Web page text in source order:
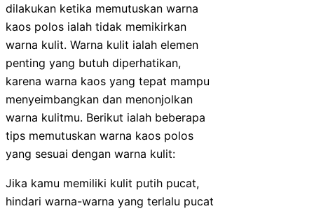
dilakukan ketika memutuskan warna
kaos polos ialah tidak memikirkan
warna kulit. Warna kulit ialah elemen
penting yang butuh diperhatikan,
karena warna kaos yang tepat mampu
menyeimbangkan dan menonjolkan
warna kulitmu. Berikut ialah beberapa
tips memutuskan warna kaos polos
yang sesuai dengan warna kulit:
Jika kamu memiliki kulit putih pucat,
hindari warna-warna yang terlalu pucat